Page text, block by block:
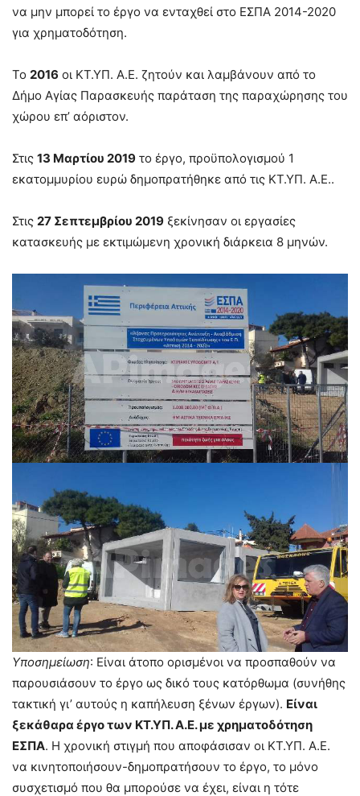
να μην μπορεί το έργο να ενταχθεί στο ΕΣΠΑ 2014-2020
για χρηματοδότηση.
Το 2016 οι ΚΤ.ΥΠ. Α.Ε. ζητούν και λαμβάνουν από το
Δήμο Αγίας Παρασκευής παράταση της παραχώρησης του
χώρου επ’ αόριστον.
Στις 13 Μαρτίου 2019 το έργο, προϋπολογισμού 1
εκατομμυρίου ευρώ δημοπρατήθηκε από τις ΚΤ.ΥΠ. Α.Ε..
Στις 27 Σεπτεμβρίου 2019 ξεκίνησαν οι εργασίες
κατασκευής με εκτιμώμενη χρονική διάρκεια 8 μηνών.
Υποσημείωση: Είναι άτοπο ορισμένοι να προσπαθούν να
παρουσιάσουν το έργο ως δικό τους κατόρθωμα (συνήθης
τακτική γι’ αυτούς η καπήλευση ξένων έργων). Είναι
ξεκάθαρα έργο των ΚΤ.ΥΠ. Α.Ε. με χρηματοδότηση
ΕΣΠΑ. Η χρονική στιγμή που αποφάσισαν οι ΚΤ.ΥΠ. Α.Ε.
να κινητοποιήσουν-δημοπρατήσουν το έργο, το μόνο
συσχετισμό που θα μπορούσε να έχει, είναι η τότε